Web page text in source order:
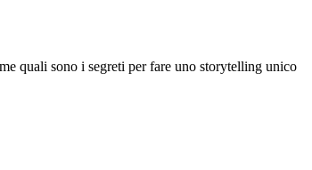
quali sono i segreti per fare uno storytelling unico